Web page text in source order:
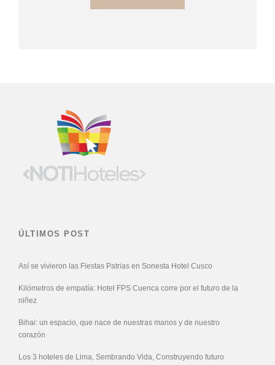
ÚLTIMOS POST
Así se vivieron las Fiestas Patrias en Sonesta Hotel Cusco
Kilómetros de empatía: Hotel FPS Cuenca corre por el futuro de la
niñez
Bihai: un espacio, que nace de nuestras manos y de nuestro
corazón
Los 3 hoteles de Lima, Sembrando Vida, Construyendo futuro